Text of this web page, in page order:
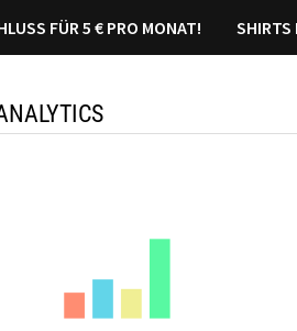
FÜR 5 € PRO MONAT! SHIRTS